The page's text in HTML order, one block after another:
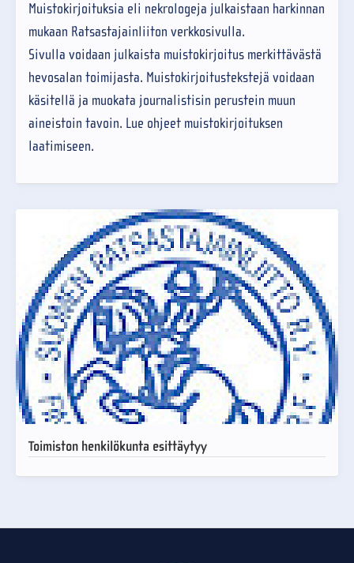
Muistokirjoituksia eli nekrologeja julkaistaan harkinnan
mukaan Ratsastajainliiton verkkosivulla.
Sivulla voidaan julkaista muistokirjoitus merkittävästä
hevosalan toimijasta. Muistokirjoitustekstejä voidaan
käsitellä ja muokata journalistisin perustein muun
aineistoin tavoin. Lue ohjeet muistokirjoituksen
laatimiseen.
Toimiston henkilökunta esittäytyy